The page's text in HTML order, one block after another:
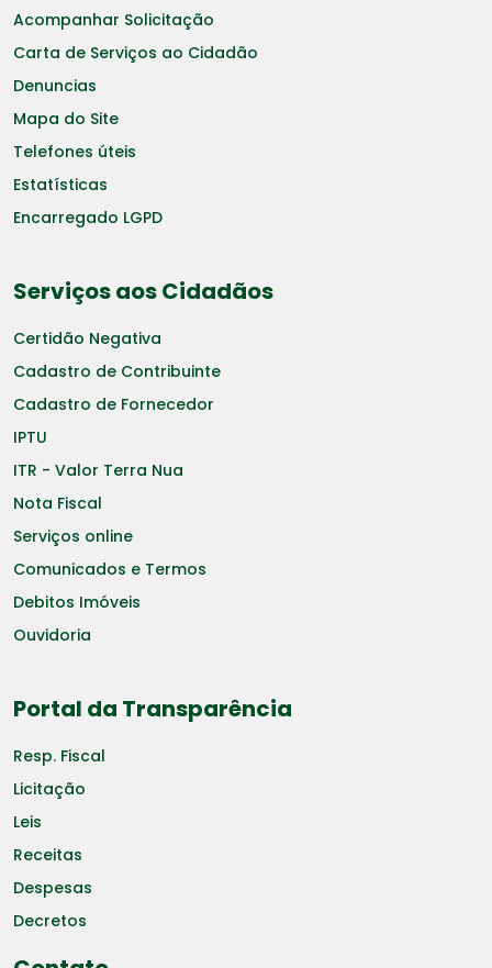
Acompanhar Solicitação
Carta de Serviços ao Cidadão
Denuncias
Mapa do Site
Telefones úteis
Estatísticas
Encarregado LGPD
Serviços aos Cidadãos
Certidão Negativa
Cadastro de Contribuinte
Cadastro de Fornecedor
IPTU
ITR - Valor Terra Nua
Nota Fiscal
Serviços online
Comunicados e Termos
Debitos Imóveis
Ouvidoria
Portal da Transparência
Resp. Fiscal
Licitação
Leis
Receitas
Despesas
Decretos